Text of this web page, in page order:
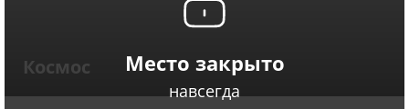
Место закрыто
навсегда
Космос